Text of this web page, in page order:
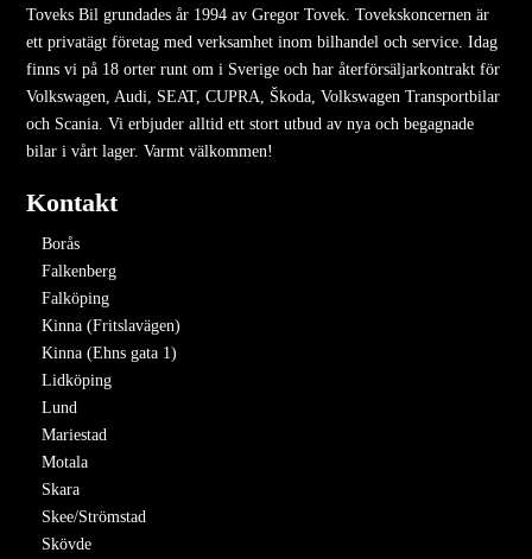
Toveks Bil grundades år 1994 av Gregor Tovek. Tovekskoncernen är
ett privatägt företag med verksamhet inom bilhandel och service. Idag
finns vi på 18 orter runt om i Sverige och har återförsäljarkontrakt för
Volkswagen, Audi, SEAT, CUPRA, Škoda, Volkswagen Transportbilar
och Scania. Vi erbjuder alltid ett stort utbud av nya och begagnade
bilar i vårt lager. Varmt välkommen!
Kontakt
Borås
Falkenberg
Falköping
Kinna (Fritslavägen)
Kinna (Ehns gata 1)
Lidköping
Lund
Mariestad
Motala
Skara
Skee/Strömstad
Skövde